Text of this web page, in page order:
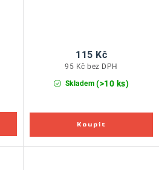
Skladem (>10 ks)
95 Kč bez DPH
115 Kč